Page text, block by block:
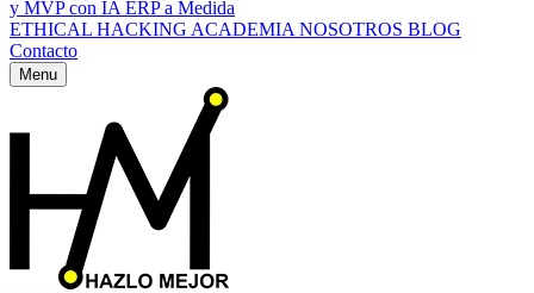
y MVP con IA ERP a Medida
ETHICAL HACKING ACADEMIA NOSOTROS BLOG
Contacto
Menu